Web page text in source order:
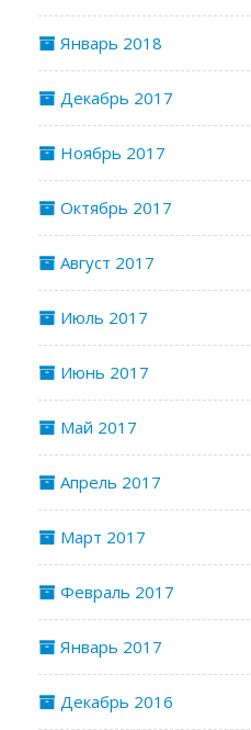
Январь 2018
Декабрь 2017
Ноябрь 2017
Октябрь 2017
Август 2017
Июль 2017
Июнь 2017
Май 2017
Апрель 2017
Март 2017
Февраль 2017
Январь 2017
Декабрь 2016